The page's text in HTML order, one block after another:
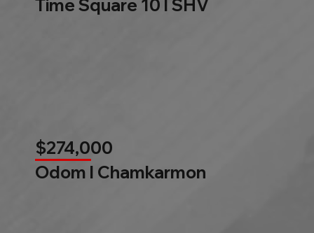
Time Square 10 l SHV
$274,000
Odom l Chamkarmon